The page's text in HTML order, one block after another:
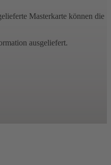
Masterkarte können die
ausgeliefert.